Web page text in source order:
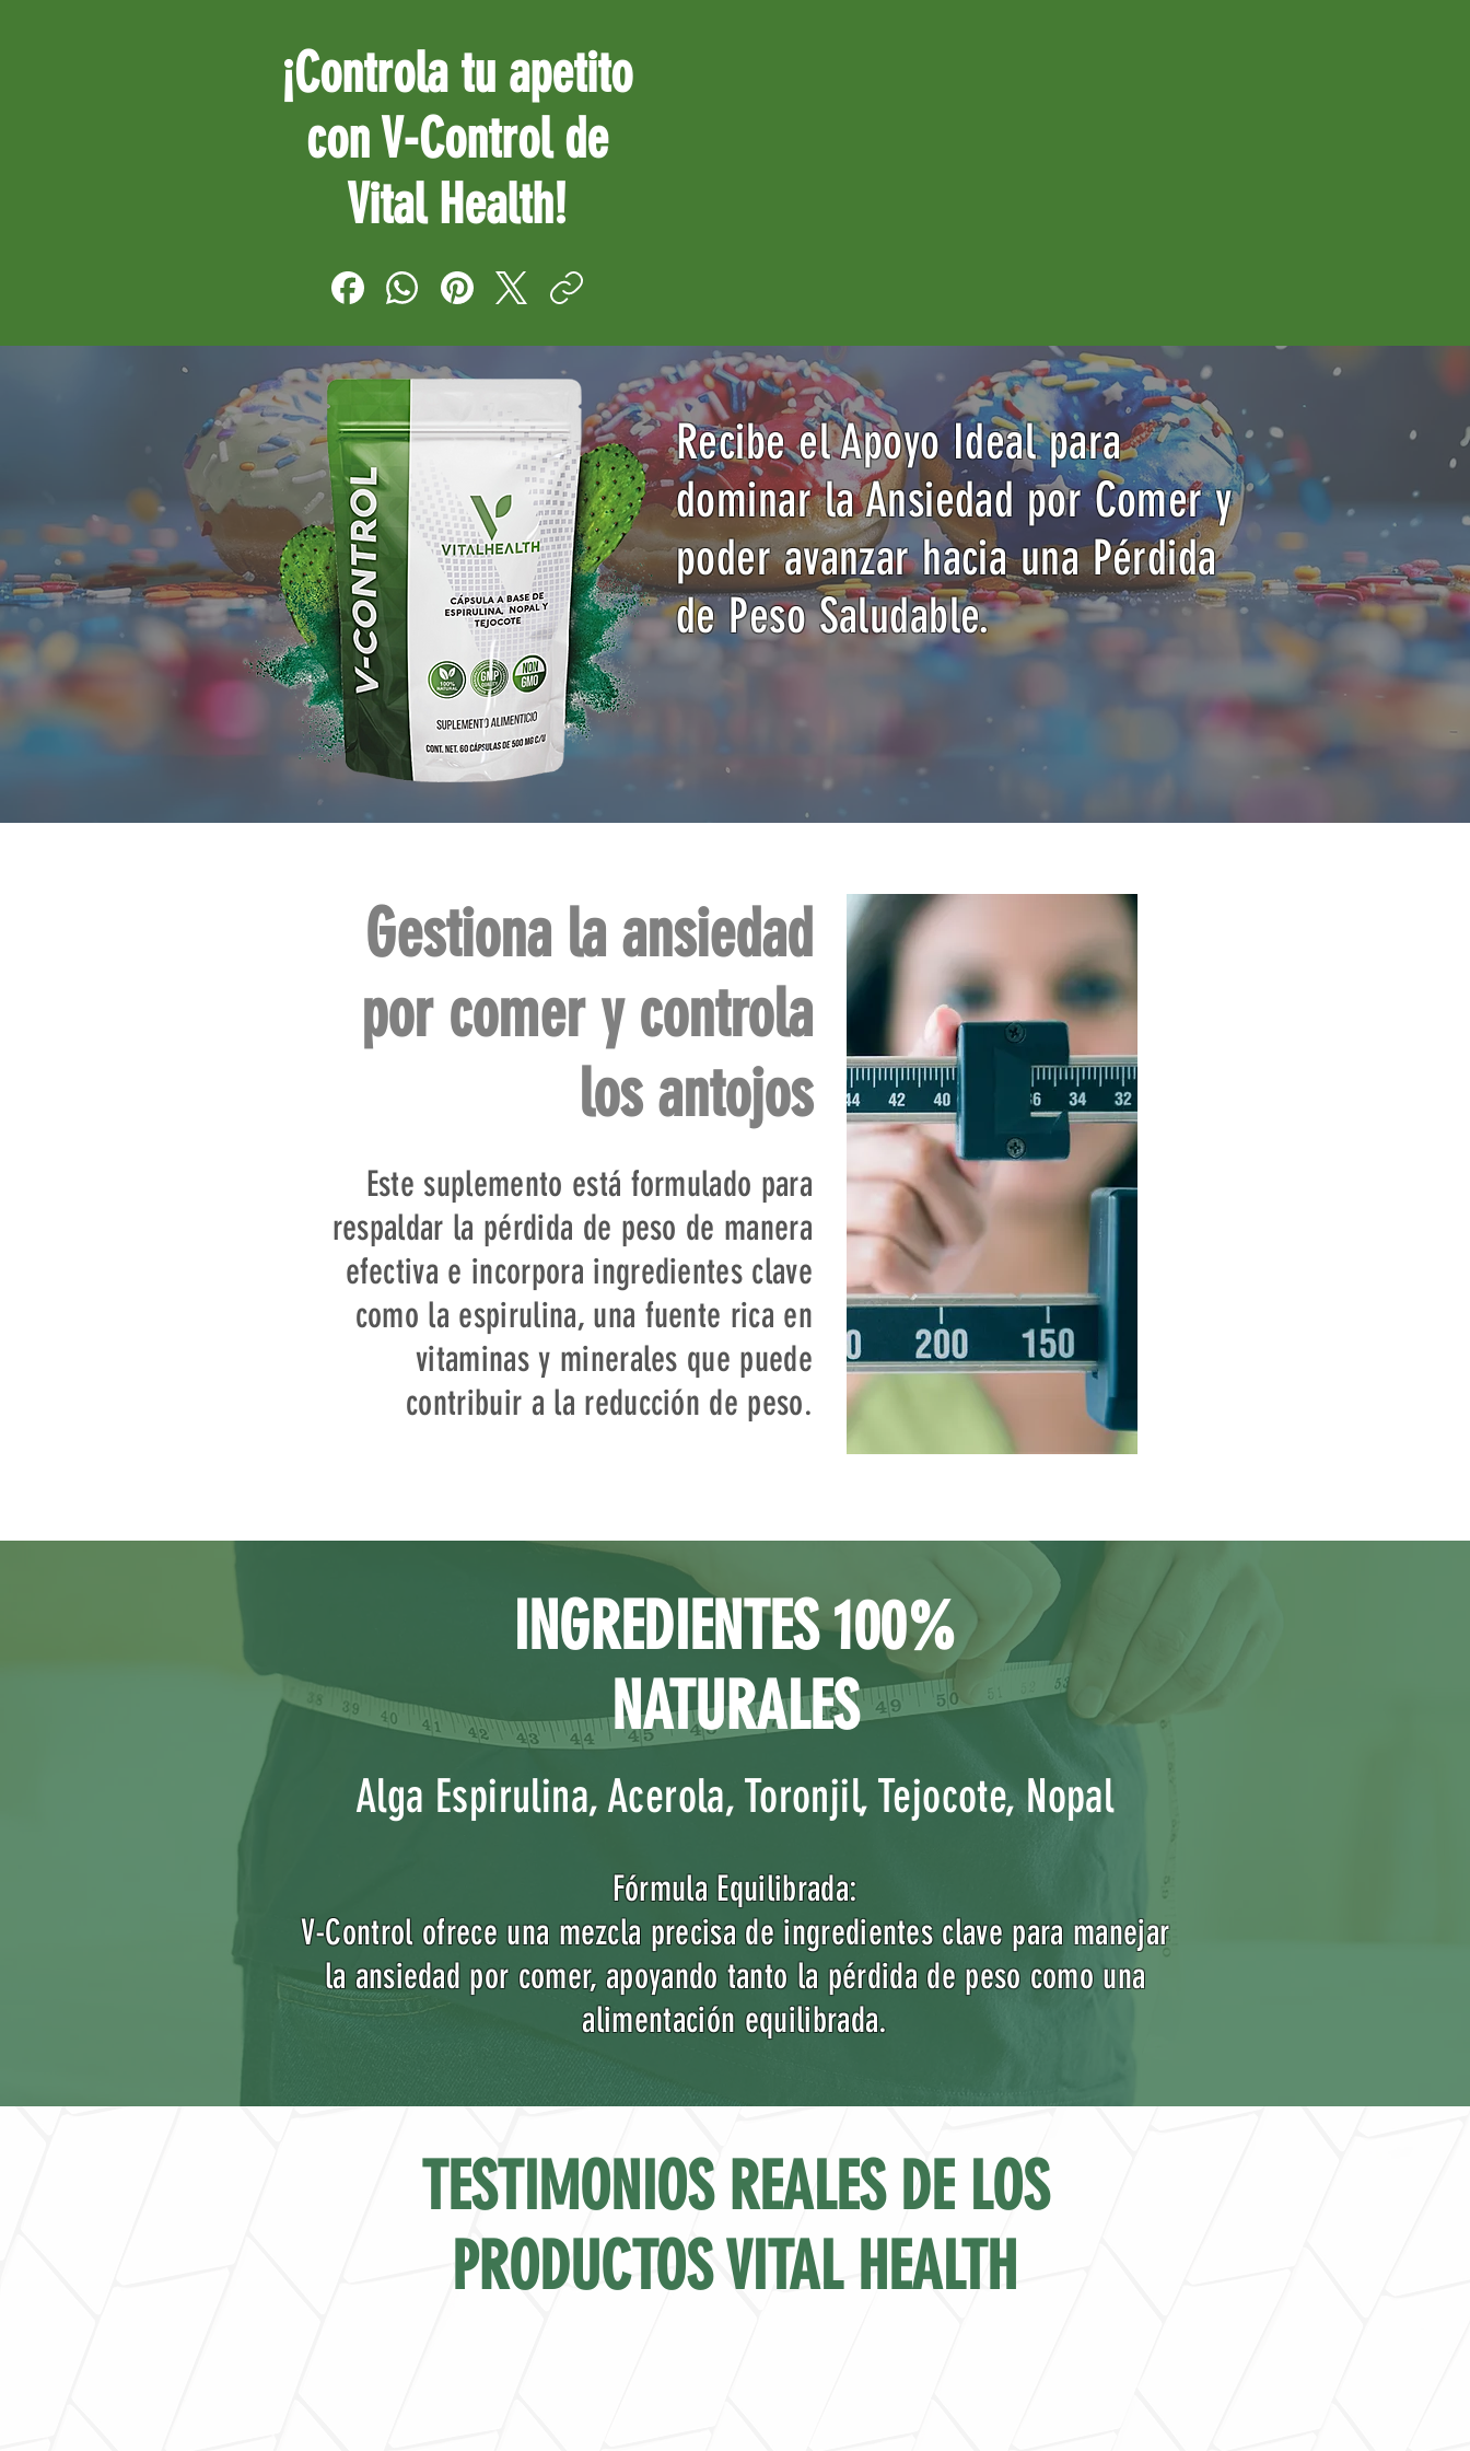
¡Controla tu apetito
con V-Control de
Vital Health!
Recibe el Apoyo Ideal para
dominar la Ansiedad por Comer y
poder avanzar hacia una Pérdida
de Peso Saludable.
Gestiona la ansiedad
por comer y controla
los antojos
Este suplemento está formulado para
respaldar la pérdida de peso de manera
efectiva e incorpora ingredientes clave
como la espirulina, una fuente rica en
vitaminas y minerales que puede
contribuir a la reducción de peso.
INGREDIENTES 100%
NATURALES
Alga Espirulina, Acerola, Toronjil, Tejocote, Nopal
Fórmula Equilibrada:
V-Control ofrece una mezcla precisa de ingredientes clave para manejar
la ansiedad por comer, apoyando tanto la pérdida de peso como una
alimentación equilibrada.
TESTIMONIOS REALES DE LOS
PRODUCTOS VITAL HEALTH